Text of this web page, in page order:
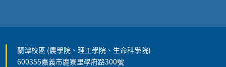
蘭潭校區 (農學院、理工學院、生命科學院)
600355嘉義市鹿寮里學府路300號